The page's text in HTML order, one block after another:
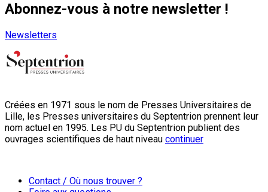
Abonnez-vous à notre newsletter !
Newsletters
Créées en 1971 sous le nom de Presses Universitaires de
Lille, les Presses universitaires du Septentrion prennent leur
nom actuel en 1995. Les PU du Septentrion publient des
ouvrages scientifiques de haut niveau continuer
Contact / Où nous trouver ?